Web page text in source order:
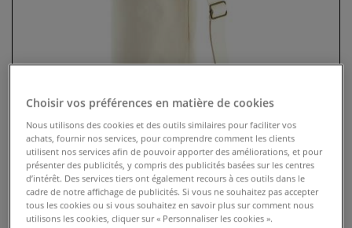
Choisir vos préférences en matière de cookies
Nous utilisons des cookies et des outils similaires pour faciliter vos
achats, fournir nos services, pour comprendre comment les clients
utilisent nos services afin de pouvoir apporter des améliorations, et pour
présenter des publicités, y compris des publicités basées sur les centres
d’intérêt. Des services tiers ont également recours à ces outils dans le
cadre de notre affichage de publicités. Si vous ne souhaitez pas accepter
tous les cookies ou si vous souhaitez en savoir plus sur comment nous
utilisons les cookies, cliquer sur « Personnaliser les cookies ».